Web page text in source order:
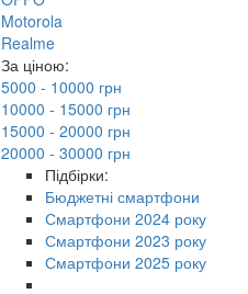
Motorola
Realme
За ціною:
5000 - 10000 грн
10000 - 15000 грн
15000 - 20000 грн
20000 - 30000 грн
Підбірки:
Бюджетні смартфони
Смартфони 2024 року
Смартфони 2023 року
Смартфони 2025 року